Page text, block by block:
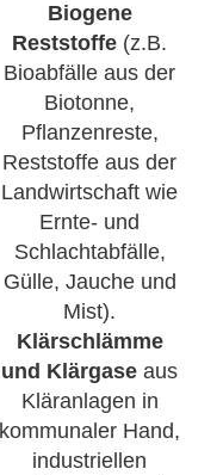
Biogene
Reststoffe (z.B.
Bioabfälle aus der
Biotonne,
Pflanzenreste,
Reststoffe aus der
Landwirtschaft wie
Ernte- und
Schlachtabfälle,
Gülle, Jauche und
Mist).
Klärschlämme
und Klärgaseaus
Kläranlagen in
kommunaler Hand,
industriellen